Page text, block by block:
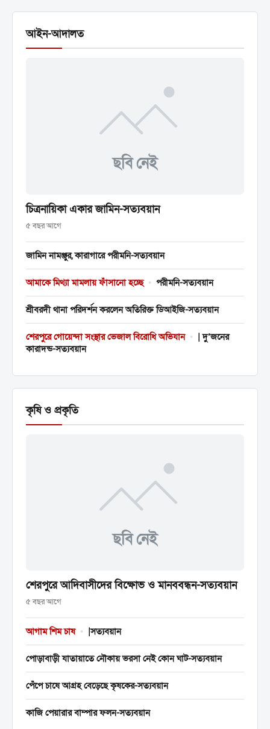
আইন-আদালত
ছবি নেই
চিত্রনায়িকা একার জামিন-সত্যবয়ান
৫ বছর আগে
জামিন নামঞ্জুর, কারাগারে পরীমনি-সত্যবয়ান
আমাকে মিথ্যা মামলায় ফাঁসানো হচ্ছে • পরীমনি-সত্যবয়ান
শ্রীবরদী থানা পরিদর্শন করলেন অতিরিক্ত ডিআইজি-সত্যবয়ান
শেরপুরে গোয়েন্দা সংস্থার ভেজাল বিরোধি অভিযান • | দু’জনের
কারাদন্ড-সত্যবয়ান
কৃষি ও প্রকৃতি
ছবি নেই
শেরপুরে আদিবাসীদের বিক্ষোভ ও মানববন্ধন-সত্যবয়ান
৫ বছর আগে
আগাম শিম চাষ • |সত্যবয়ান
পোড়াবাড়ী যাতায়াতে নৌকায় ভরসা নেই কোন ঘাট-সত্যবয়ান
পেঁপে চাষে আগ্রহ বেড়েছে কৃষকের-সত্যবয়ান
কাজি পেয়ারার বাম্পার ফলন-সত্যবয়ান